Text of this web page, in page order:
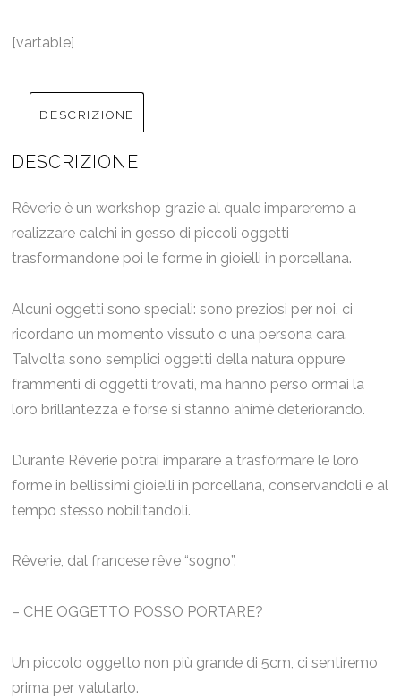
[vartable]
DESCRIZIONE
DESCRIZIONE
Rêverie è un workshop grazie al quale impareremo a
realizzare calchi in gesso di piccoli oggetti
trasformandone poi le forme in gioielli in porcellana.
Alcuni oggetti sono speciali: sono preziosi per noi, ci
ricordano un momento vissuto o una persona cara.
Talvolta sono semplici oggetti della natura oppure
frammenti di oggetti trovati, ma hanno perso ormai la
loro brillantezza e forse si stanno ahimè deteriorando.
Durante Rêverie potrai imparare a trasformare le loro
forme in bellissimi gioielli in porcellana, conservandoli e al
tempo stesso nobilitandoli.
Rêverie, dal francese rêve “sogno”.
– CHE OGGETTO POSSO PORTARE?
Un piccolo oggetto non più grande di 5cm, ci sentiremo
prima per valutarlo.